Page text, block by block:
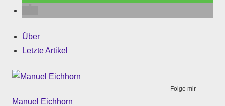
Über
Letzte Artikel
Folge mir
Manuel Eichhorn